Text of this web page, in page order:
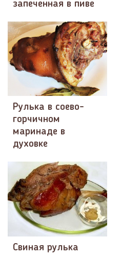
запеченная в пиве
Рулька в соево-
горчичном
маринаде в
духовке
Свиная рулька